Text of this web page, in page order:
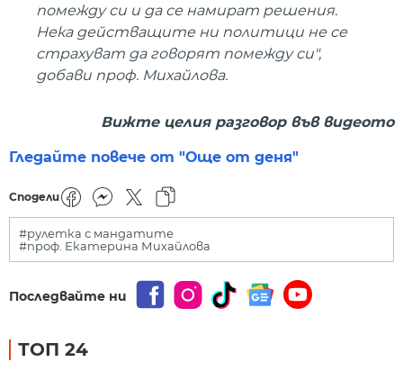
помежду си и да се намират решения.
Нека действащите ни политици не се
страхуват да говорят помежду си",
добави проф. Михайлова.
Вижте целия разговор във видеото
Гледайте повече от "Още от деня"
Сподели
#рулетка с мандатите
#проф. Екатерина Михайлова
Последвайте ни
ТОП 24